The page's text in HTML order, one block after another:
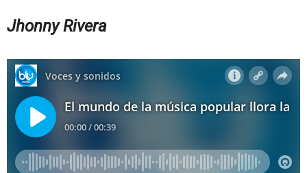
Jhonny Rivera